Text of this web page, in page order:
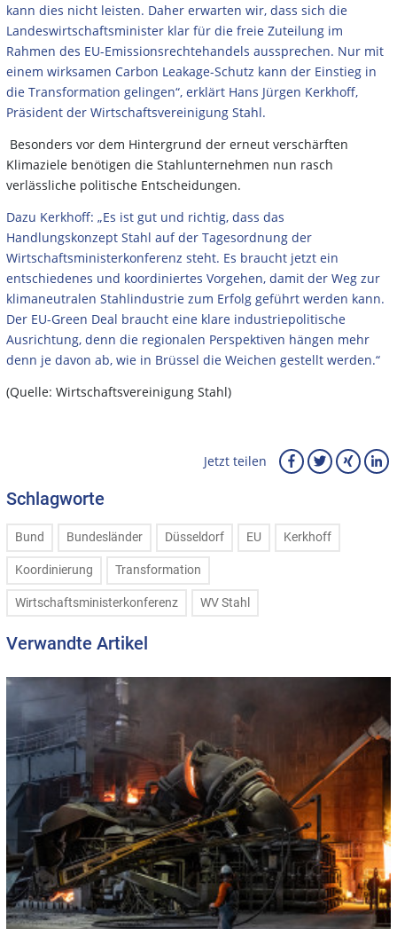
kann dies nicht leisten. Daher erwarten wir, dass sich die
Landeswirtschaftsminister klar für die freie Zuteilung im
Rahmen des EU-Emissionsrechtehandels aussprechen. Nur mit
einem wirksamen Carbon Leakage-Schutz kann der Einstieg in
die Transformation gelingen“, erklärt Hans Jürgen Kerkhoff,
Präsident der Wirtschaftsvereinigung Stahl.
Besonders vor dem Hintergrund der erneut verschärften
Klimaziele benötigen die Stahlunternehmen nun rasch
verlässliche politische Entscheidungen.
Dazu Kerkhoff: „Es ist gut und richtig, dass das
Handlungskonzept Stahl auf der Tagesordnung der
Wirtschaftsministerkonferenz steht. Es braucht jetzt ein
entschiedenes und koordiniertes Vorgehen, damit der Weg zur
klimaneutralen Stahlindustrie zum Erfolg geführt werden kann.
Der EU-Green Deal braucht eine klare industriepolitische
Ausrichtung, denn die regionalen Perspektiven hängen mehr
denn je davon ab, wie in Brüssel die Weichen gestellt werden.“
(Quelle: Wirtschaftsvereinigung Stahl)
Jetzt teilen
Schlagworte
Bund Bundesländer Düsseldorf EU Kerkhoff
Koordinierung Transformation
Wirtschaftsministerkonferenz WV Stahl
Verwandte Artikel